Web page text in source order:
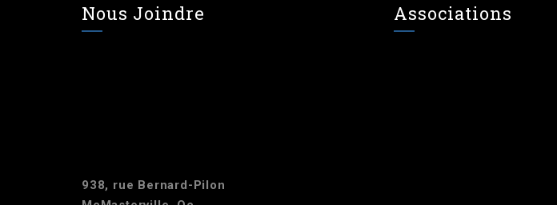
Nous Joindre
938, rue Bernard-Pilon
Associations